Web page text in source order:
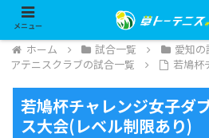
ホーム 試合一覧 愛知の
アテニスクラブの試合一覧
若鳩杯
若鳩杯チャレンジ女子ダ
ス大会(レベル制限あり)
メニュー